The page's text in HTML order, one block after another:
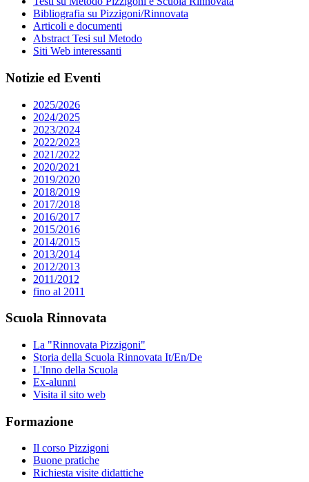
Bibliografia su Pizzigoni/Rinnovata
Articoli e documenti
Abstract Tesi sul Metodo
Siti Web interessanti
Notizie ed Eventi
2025/2026
2024/2025
2023/2024
2022/2023
2021/2022
2020/2021
2019/2020
2018/2019
2017/2018
2016/2017
2015/2016
2014/2015
2013/2014
2012/2013
2011/2012
fino al 2011
Scuola Rinnovata
La "Rinnovata Pizzigoni"
Storia della Scuola Rinnovata It/En/De
L'Inno della Scuola
Ex-alunni
Visita il sito web
Formazione
Il corso Pizzigoni
Buone pratiche
Richiesta visite didattiche